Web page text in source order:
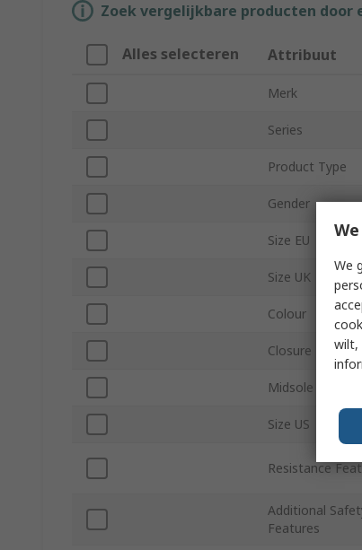
Zoek vergelijkbare producten
Alles selecteren Attribuut
Merk
Series
Product Type
Gender
Size EU
Size UK
Colour
Closure Type
Midsole Material
Size US
Resistance
Additional
Features
We
wilt,